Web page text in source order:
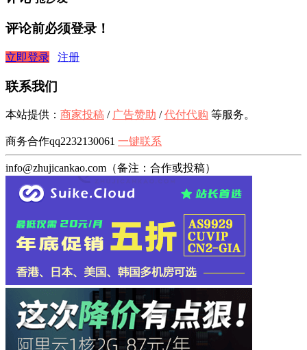
评论前必须登录！
立即登录 注册
联系我们
本站提供： 商家投稿 / 广告赞助 /代付代购 等服务。
商务合作qq2232130061 一键联系
info@zhujicankao.com（备注：合作或投稿）